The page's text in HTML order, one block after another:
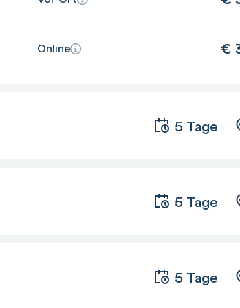
Online €
5 Tage
5 Tage
5 Tage